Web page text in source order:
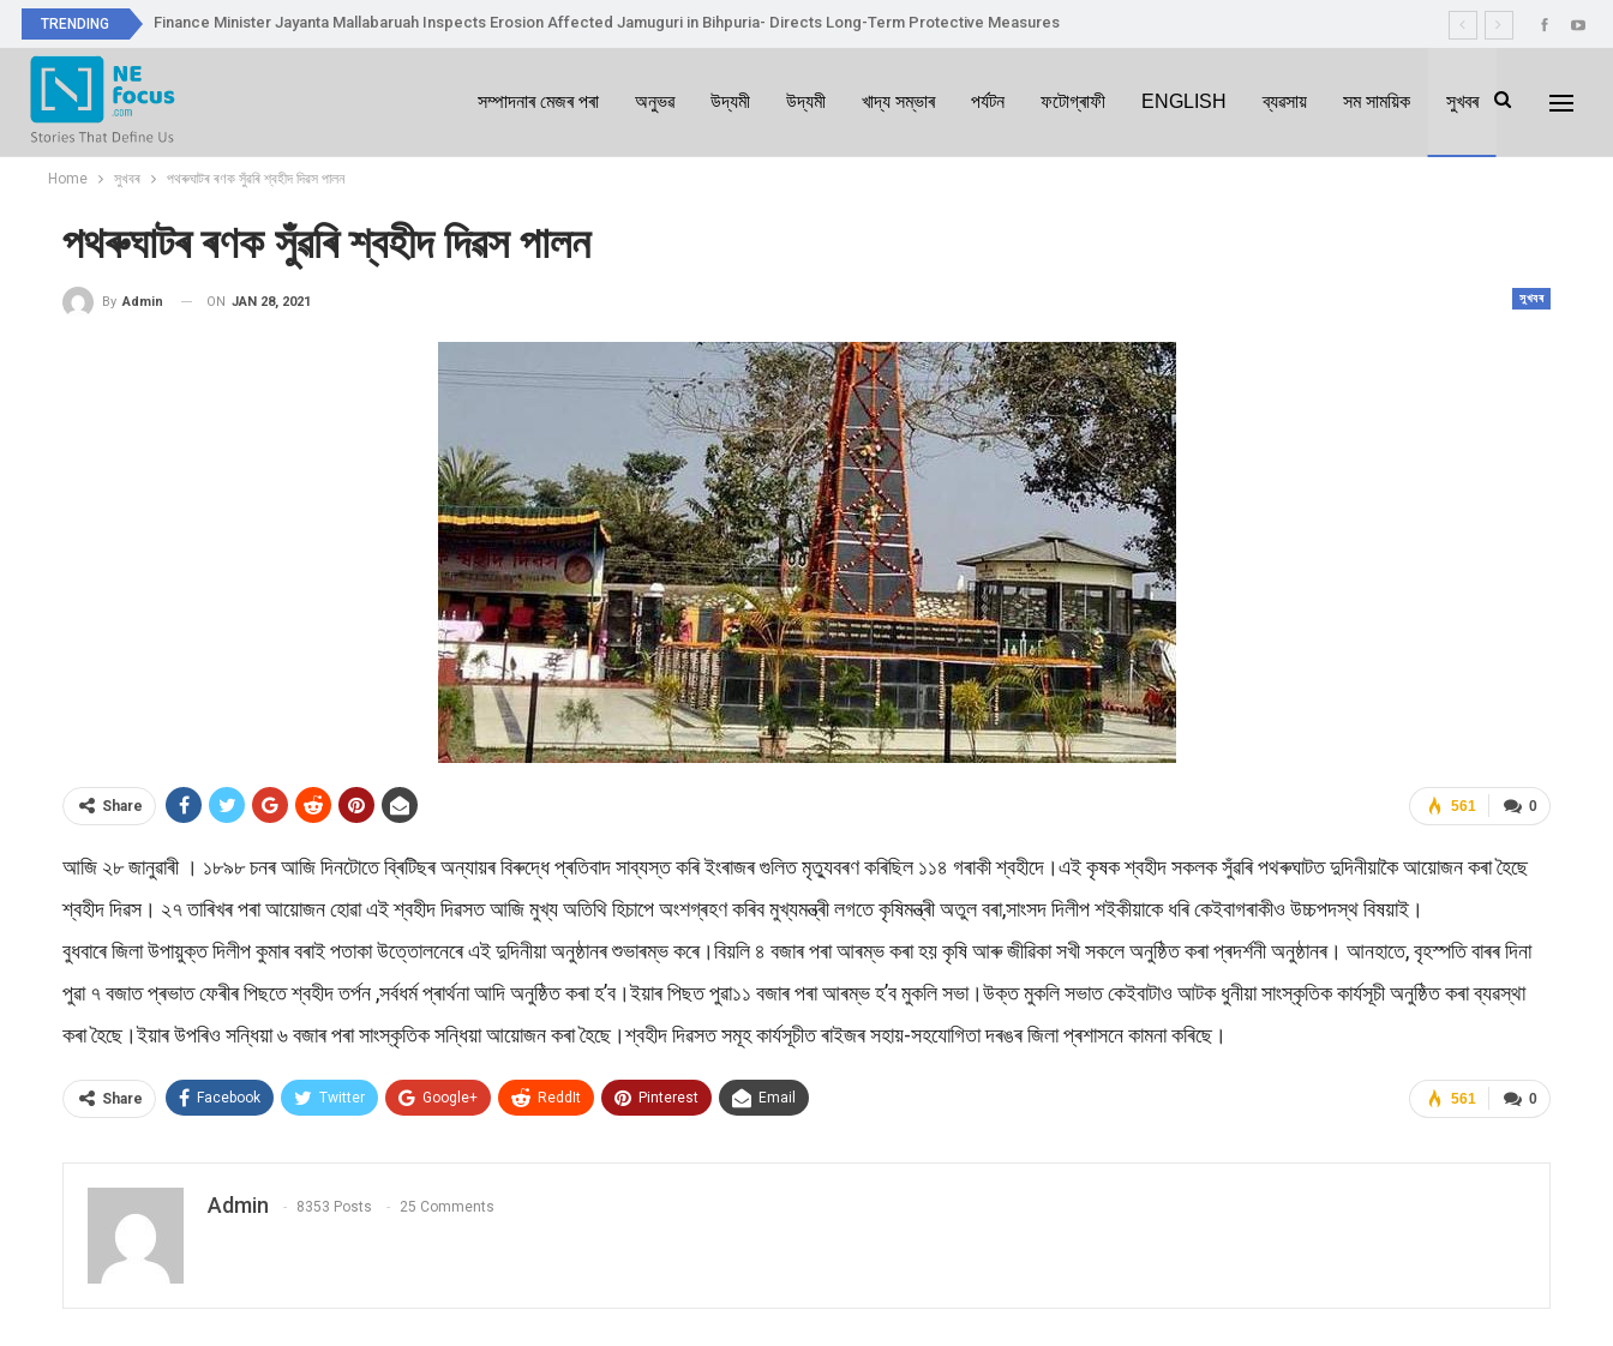
TRENDING Finance Minister Jayanta Mallabaruah Inspects Erosion Affected Jamuguri in Bihpuria- Directs Long-Term Protective Measures
সম্পাদনাৰ মেজৰ পৰা অনুভৱ উদ্যমী উদ্যমী খাদ্য সম্ভাৰ পৰ্যটন ফটোগ্ৰাফী ENGLISH ব্যৱসায় সম সাময়িক সুখবৰ
Home সুখবৰ পথৰুঘাটৰ ৰণক সুঁৱৰি শ্বহীদ দিৱস পালন
পথৰুঘাটৰ ৰণক সুঁৱৰি শ্বহীদ দিৱস পালন
সুখবৰ
By Admin ON JAN 28, 2021
0
561
Share
আজি ২৮ জানুৱাৰী । ১৮৯৮ চনৰ আজি দিনটোতে ব্ৰিটিছৰ অন্যায়ৰ বিৰুদ্ধে প্ৰতিবাদ সাব্যস্ত কৰি ইংৰাজৰ গুলিত মৃত্যুবৰণ কৰিছিল ১১৪ গৰাকী শ্বহীদে।এই কৃষক শ্বহীদ সকলক সুঁৱৰি পথৰুঘাটত দুদিনীয়াকৈ আয়োজন কৰা হৈছে
শ্বহীদ দিৱস। ২৭ তাৰিখৰ পৰা আয়োজন হোৱা এই শ্বহীদ দিৱসত আজি মুখ্য অতিথি হিচাপে অংশগ্ৰহণ কৰিব মুখ্যমন্ত্ৰী লগতে কৃষিমন্ত্ৰী অতুল বৰা,সাংসদ দিলীপ শইকীয়াকে ধৰি কেইবাগৰাকীও উচ্চপদস্থ বিষয়াই।
বুধবাৰে জিলা উপায়ুক্ত দিলীপ কুমাৰ বৰাই পতাকা উত্তোলনেৰে এই দুদিনীয়া অনুষ্ঠানৰ শুভাৰম্ভ কৰে।বিয়লি ৪ বজাৰ পৰা আৰম্ভ কৰা হয় কৃষি আৰু জীৱিকা সখী সকলে অনুষ্ঠিত কৰা প্ৰদৰ্শনী অনুষ্ঠানৰ। আনহাতে, বৃহস্পতি বাৰৰ দিনা
পুৱা ৭ বজাত প্ৰভাত ফেৰীৰ পিছতে শ্বহীদ তৰ্পন ,সৰ্বধৰ্ম প্ৰাৰ্থনা আদি অনুষ্ঠিত কৰা হ’ব।ইয়াৰ পিছত পুৱা১১ বজাৰ পৰা আৰম্ভ হ’ব মুকলি সভা।উক্ত মুকলি সভাত কেইবাটাও আটক ধুনীয়া সাংস্কৃতিক কাৰ্যসূচী অনুষ্ঠিত কৰা ব্যৱস্থা
কৰা হৈছে।ইয়াৰ উপৰিও সন্ধিয়া ৬ বজাৰ পৰা সাংস্কৃতিক সন্ধিয়া আয়োজন কৰা হৈছে।শ্বহীদ দিৱসত সমূহ কাৰ্যসূচীত ৰাইজৰ সহায়-সহযোগিতা দৰঙৰ জিলা প্ৰশাসনে কামনা কৰিছে।
0
561
Share Facebook Twitter Google+ ReddIt Pinterest Email
Admin 8353 Posts 25 Comments